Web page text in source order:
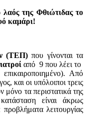
λαός της Φθιώτιδας το
καμάρι!
(ΤΕΠ) που γίνονται τα
από 9 που λέει το
Από
και οι υπόλοιποι τρεις
μόνο τα περιστατικά της
είναι άκρως
προβλήματα λειτουργίας